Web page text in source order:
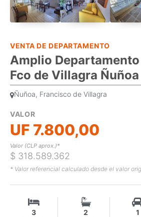
VENTA DE DEPARTAMENTO
Amplio
Fco de Villagra Ñuñoa
Ñuñoa, Francisco de Villagra
VALOR
UF 7.800,00
Valor (CLP aprox.)*
$ 318.589.362
* Valor referencial calculado desde el valor
3 2 1